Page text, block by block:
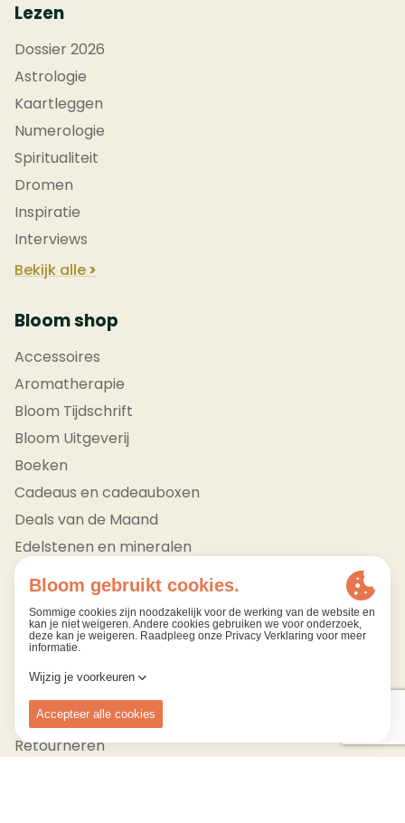
Lezen
Dossier 2026
Astrologie
Kaartleggen
Numerologie
Spiritualiteit
Dromen
Inspiratie
Interviews
Bekijk alle
Bloom shop
Accessoires
Aromatherapie
Bloom Tijdschrift
Bloom Uitgeverij
Boeken
Cadeaus en cadeauboxen
Deals van de Maand
Edelstenen en mineralen
Bekijk alle
Klantendienst
Verzenden
Retourneren